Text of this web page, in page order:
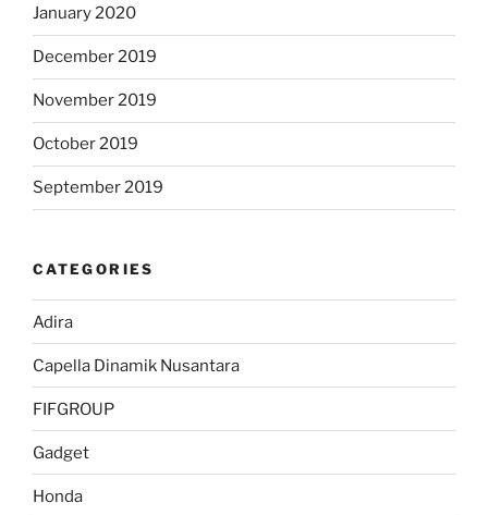
January 2020
December 2019
November 2019
October 2019
September 2019
CATEGORIES
Adira
Capella Dinamik Nusantara
FIFGROUP
Gadget
Honda